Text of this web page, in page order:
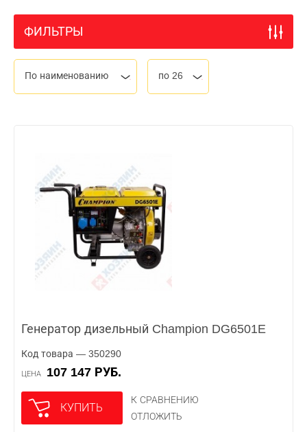
ФИЛЬТРЫ
По наименованию по 26
Генератор дизельный Champion DG6501E
Код товара — 350290
ЦЕНА 107 147 РУБ.
КУПИТЬ
К СРАВНЕНИЮ
ОТЛОЖИТЬ